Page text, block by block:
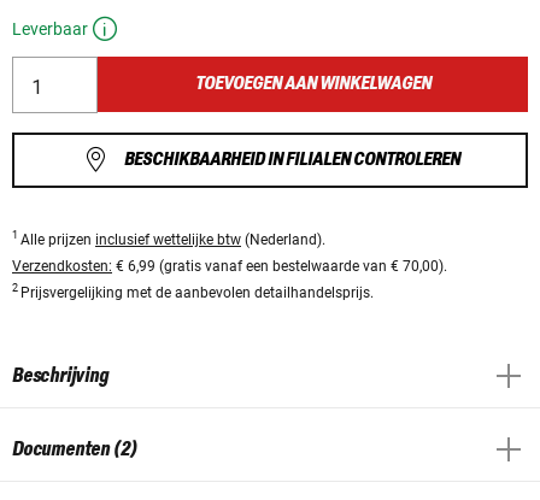
Leverbaar
TOEVOEGEN AAN WINKELWAGEN
BESCHIKBAARHEID IN FILIALEN CONTROLEREN
1 Alle prijzen inclusief wettelijke btw (Nederland).
Verzendkosten: € 6,99 (gratis vanaf een bestelwaarde van € 70,00).
2 Prijsvergelijking met de aanbevolen detailhandelsprijs.
Beschrijving
Documenten (2)